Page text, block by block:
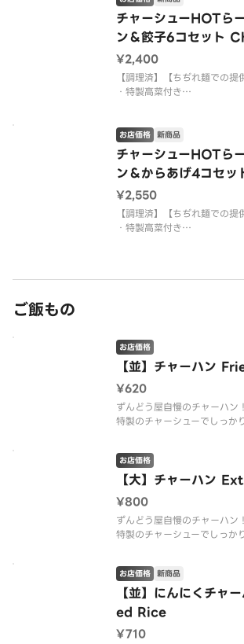
・背脂の増量、減量、麺の種
きません。
・にんにく、ごま、紅生姜を
ん。
チャーシューHOTら
ン＆餃子6コセット
Ramen ＆ Fried
（pan-fried
et
¥2,400
【調理済】【ちぢれ麺での提
・特製高菜付き
ります。
・背脂の増量、減量、麺の種
きません。
・にんにく、ごま、紅生姜を
ん。
チャーシューHOTら
ン＆からあげ4コセ
cy Ramen ＆ Fried
age - 4pcs Set
お店価格 新商品
¥2,550
【調理済】【ちぢれ麺での提
・特製高菜付き
・背脂の増量、減量、麺の種
ご飯もの
【並】チャーハン
お店価格
¥620
ずんどう屋自慢のチャーハン！
特製のチャーシューでしっか
【大】チャーハン
お店価格
¥800
ずんどう屋自慢のチャーハン！
特製のチャーシューでしっか
【並】にんにくチ
ed Rice
お店価格 新商品
¥710